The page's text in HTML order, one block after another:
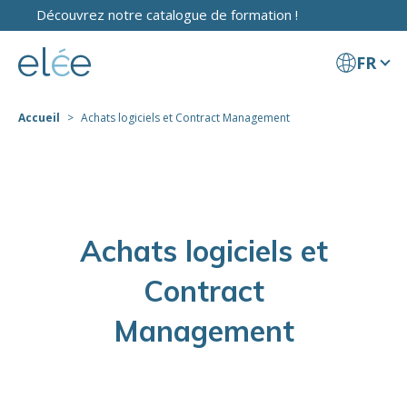
Découvrez notre catalogue de formation !
FR
Accueil Achats logiciels et Contract Management
Achats logiciels et
Contract
Management